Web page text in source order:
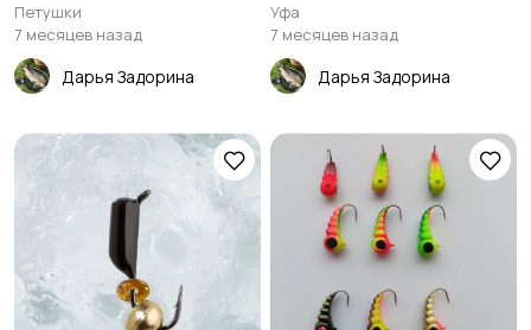
Петушки
7 месяцев назад
Дарья Задорина
Уфа
7 месяцев назад
Дарья Задорина